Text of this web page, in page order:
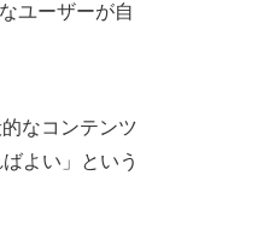
ユーザーが自
なコンテンツ
よい」という